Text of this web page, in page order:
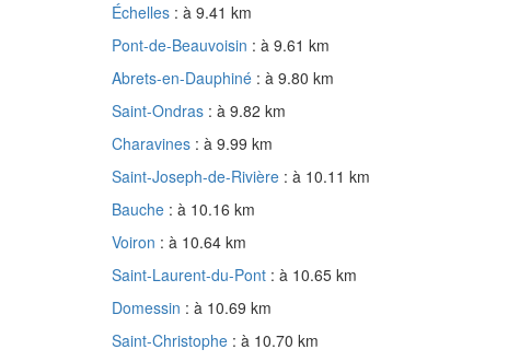
Échelles : à 9.41 km
Pont-de-Beauvoisin : à 9.61 km
Abrets-en-Dauphiné : à 9.80 km
Saint-Ondras : à 9.82 km
Charavines : à 9.99 km
Saint-Joseph-de-Rivière : à 10.11 km
Bauche : à 10.16 km
Voiron : à 10.64 km
Saint-Laurent-du-Pont : à 10.65 km
Domessin : à 10.69 km
Saint-Christophe : à 10.70 km